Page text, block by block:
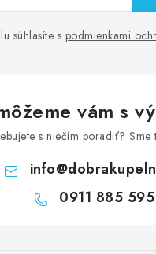
súhlasíte s podmienkami
vám s
s niečím poradiť? Sme
info@
0911 885 595